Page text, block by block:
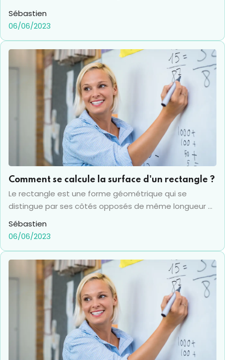
Sébastien
06/06/2023
Comment se calcule la surface d'un rectangle ?
Le rectangle est une forme géométrique qui se
distingue par ses côtés opposés de même longueur et
par ses quatre angles droits à 90°. Le calcul de la
surface d’un rectangle répond à la même formule que
avec le protocole de calcul du périmètre qui lui est
bien différent. Nous allons donc voir ensemble
comment se calcule la surface d’un rectangle et les
pièges à éviter pour y arriver.
Sébastien
06/06/2023